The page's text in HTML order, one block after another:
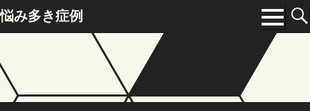
to
content
悩み多き症例 Menu